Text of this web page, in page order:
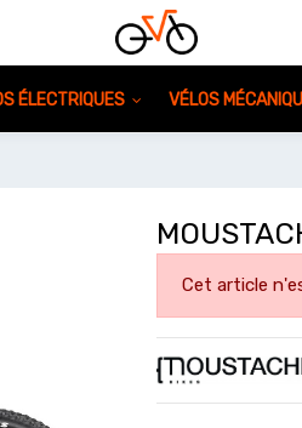
ÉLECTRIQUES VÉLOS
Cet article